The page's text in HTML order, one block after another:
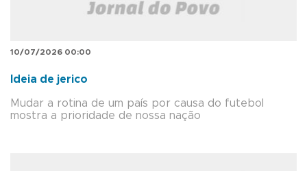
10/07/2026 00:00
Ideia de jerico
Mudar a rotina de um país por causa do futebol
mostra a prioridade de nossa nação